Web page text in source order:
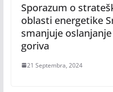
Sporazum o
oblasti energetike
smanjuje
goriva
21 Septembra, 2024